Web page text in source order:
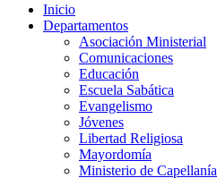
Inicio
Departamentos
Asociación Ministerial
Comunicaciones
Educación
Escuela Sabática
Evangelismo
Jóvenes
Libertad Religiosa
Mayordomía
Ministerio de Capellanía